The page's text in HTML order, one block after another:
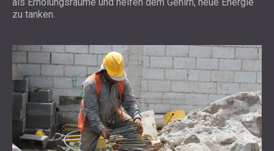
zu tanken.